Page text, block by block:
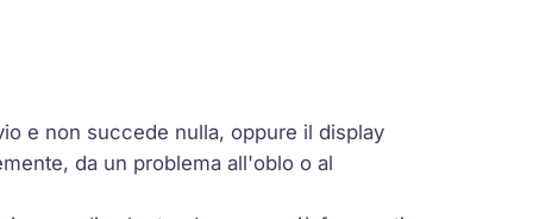
e non succede nulla, oppure il display
da un problema all'oblo o al